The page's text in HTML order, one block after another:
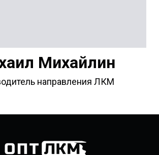
Михайлин
направления ЛКМ